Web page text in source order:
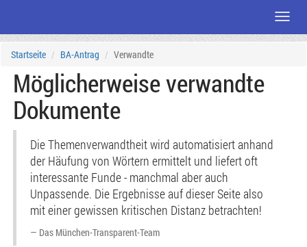
Seiteninhalt
Startseite BA-Antrag Verwandte
Möglicherweise verwandte
Dokumente
Die Themenverwandtheit wird automatisiert anhand
der Häufung von Wörtern ermittelt und liefert oft
interessante Funde - manchmal aber auch
Unpassende. Die Ergebnisse auf dieser Seite also
mit einer gewissen kritischen Distanz betrachten!
Das München-Transparent-Team